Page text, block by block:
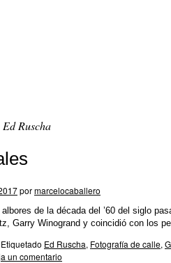
Ed Ruscha
pormarcelocaballero
de la década del ’60 del siglo
Garry Winogrand y coincidió con los
Etiquetado Ed Ruscha, Fotografía de calle,
un comentario